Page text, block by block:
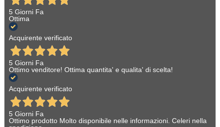
5 Giorni Fa
Ottima
Acquirente verificato
5 Giorni Fa
Ottimo venditore! Ottima quantita' e qualita' di scelta!
Acquirente verificato
5 Giorni Fa
Ottimo prodotto Molto disponibile nelle informazioni. Celeri nella